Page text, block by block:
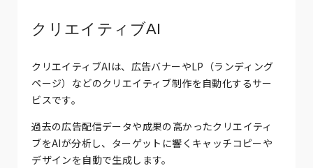
クリエイティブAI
クリエイティブAIは、広告バナーやLP（ランディング
ページ）などのクリエイティブ制作を自動化するサー
ビスです。
過去の広告配信データや成果の高かったクリエイティ
ブをAIが分析し、ターゲットに響くキャッチコピーや
デザインを自動で生成します。